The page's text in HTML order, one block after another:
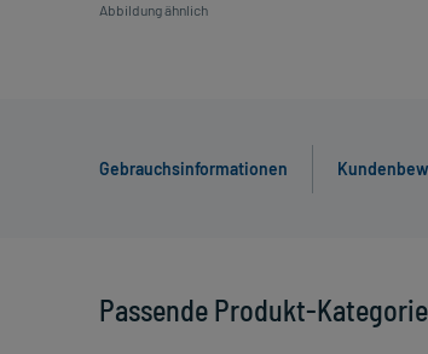
Abbildung ähnlich
Gebrauchsinformationen
Passende Produkt-